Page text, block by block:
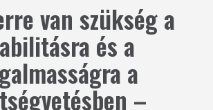
van szükség a
és a
a
–